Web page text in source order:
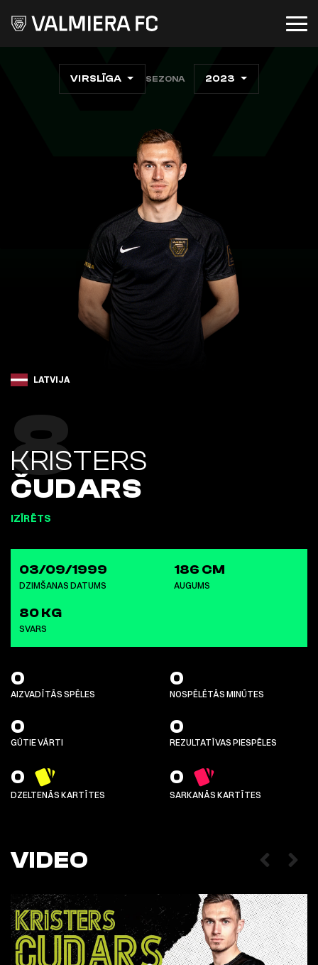
VIRSLĪGA SEZONA 2023
LATVIJA
8
KRISTERS
ČUDARS
IZĪRĒTS
03/09/1999
DZIMŠANAS DATUMS
186 CM
AUGUMS
80 KG
SVARS
0
AIZVADĪTĀS SPĒLES
0
NOSPĒLĒTĀS MINŪTES
0
GŪTIE VĀRTI
0
REZULTATĪVAS PIESPĒLES
0
DZELTENĀS KARTĪTES
0
SARKANĀS KARTĪTES
VIDEO